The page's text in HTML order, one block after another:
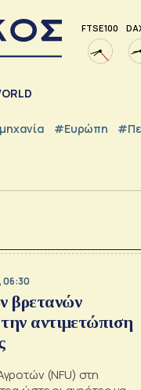
FTSE 100
#Ευρώπη
06:30
βρετανών
αντιμετώπιση
(NFU) στη